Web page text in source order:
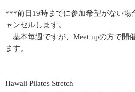
***前日19時までに参加希望がない場
ャンセルします。
基本毎週ですが、Meet upの方で開
ます。
Hawaii Pilates Stretch